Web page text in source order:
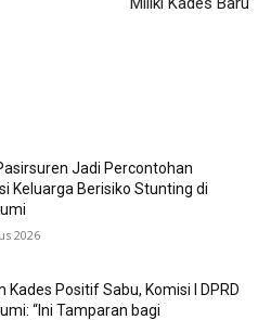
Jadi Percontohan
Keluarga Berisiko Stunting di
2026
Kades Positif Sabu, Komisi I DPRD
“Ini Tamparan bagi